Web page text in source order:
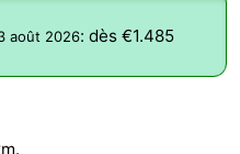
août 2026: dès €1.485